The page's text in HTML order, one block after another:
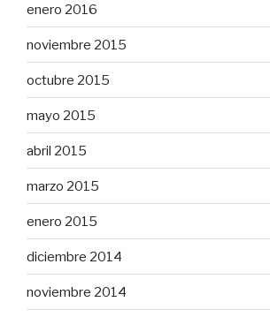
enero 2016
noviembre 2015
octubre 2015
mayo 2015
abril 2015
marzo 2015
enero 2015
diciembre 2014
noviembre 2014